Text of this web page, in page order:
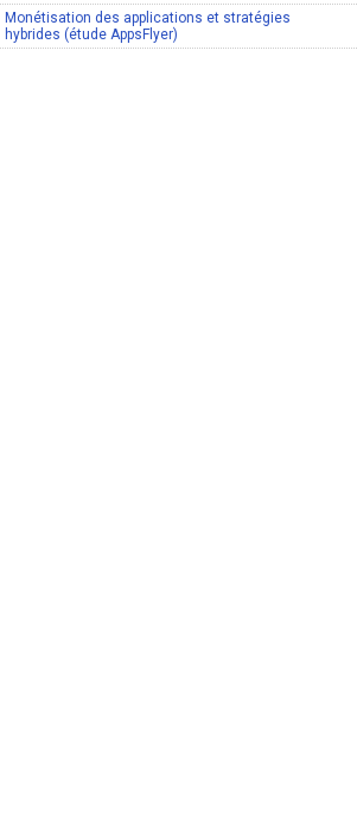
Monétisation des applications et stratégies
hybrides (étude AppsFlyer)